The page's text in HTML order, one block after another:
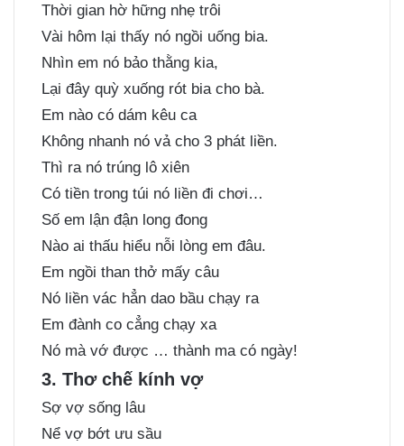
Thời gian hờ hững nhẹ trôi
Vài hôm lại thấy nó ngồi uống bia.
Nhìn em nó bảo thằng kia,
Lại đây quỳ xuống rót bia cho bà.
Em nào có dám kêu ca
Không nhanh nó vả cho 3 phát liền.
Thì ra nó trúng lô xiên
Có tiền trong túi nó liền đi chơi…
Số em lận đận long đong
Nào ai thấu hiểu nỗi lòng em đâu.
Em ngồi than thở mấy câu
Nó liền vác hẳn dao bầu chạy ra
Em đành co cẳng chạy xa
Nó mà vớ được … thành ma có ngày!
3. Thơ chế kính vợ
Sợ vợ sống lâu
Nể vợ bớt ưu sầu